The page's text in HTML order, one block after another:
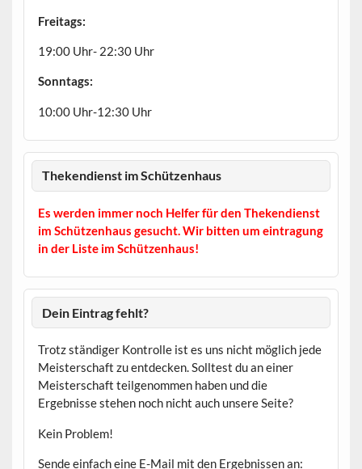
Freitags:
19:00 Uhr- 22:30 Uhr
Sonntags:
10:00 Uhr-12:30 Uhr
Thekendienst im Schützenhaus
Es werden immer noch Helfer für den Thekendienst
im Schützenhaus gesucht. Wir bitten um eintragung
in der Liste im Schützenhaus!
Dein Eintrag fehlt?
Trotz ständiger Kontrolle ist es uns nicht möglich jede
Meisterschaft zu entdecken. Solltest du an einer
Meisterschaft teilgenommen haben und die
Ergebnisse stehen noch nicht auch unsere Seite?
Kein Problem!
Sende einfach eine E-Mail mit den Ergebnissen an: